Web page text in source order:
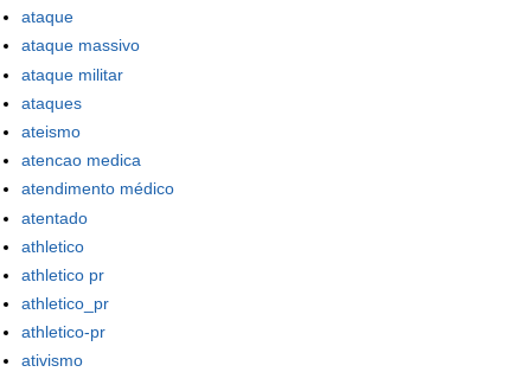
ataque
ataque massivo
ataque militar
ataques
ateismo
atencao medica
atendimento médico
atentado
athletico
athletico pr
athletico_pr
athletico-pr
ativismo